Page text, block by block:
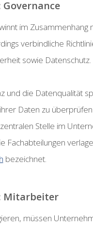
im
verbindliche
sowie Datenschutz.
und die Datenqualität
Daten zu
Stelle im
Fachabteilungen
bezeichnet.
Mitarbeiter
müssen